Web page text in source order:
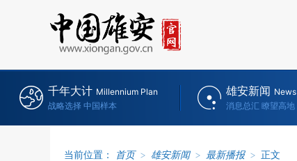
千年大计 Millennium Plan
战略选择 中国样本
雄安新闻 News
消息总汇 瞭望高地
当前位置： 首页 > 雄安新闻 > 最新播报 > 正文